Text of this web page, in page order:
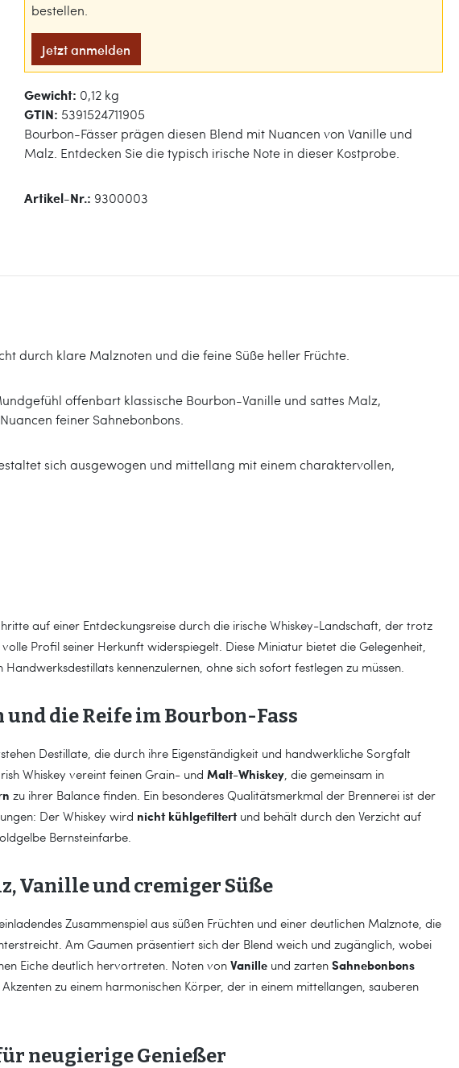
bestellen.
Jetzt anmelden
Gewicht: 0,12 kg
GTIN: 5391524711905
Bourbon-Fässer prägen diesen Blend mit Nuancen von Vanille und
Malz. Entdecken Sie die typisch irische Note in dieser Kostprobe.
Artikel-Nr.: 9300003
durch klare Malznoten und die feine Süße heller Früchte.
offenbart klassische Bourbon-Vanille und sattes Malz,
feiner Sahnebonbons.
sich ausgewogen und mittellang mit einem charaktervollen,
auf einer Entdeckungsreise durch die irische Whiskey-Landschaft, der trotz
Profil seiner Herkunft widerspiegelt. Diese Miniatur bietet die Gelegenheit,
kennenzulernen, ohne sich sofort festlegen zu müssen.
die Reife im Bourbon-Fass
Destillate, die durch ihre Eigenständigkeit und handwerkliche Sorgfalt
Whiskey vereint feinen Grain- und Malt-Whiskey, die gemeinsam in
zu ihrer Balance finden. Ein besonderes Qualitätsmerkmal der Brennerei ist der
Der Whiskey wird nicht kühlgefiltertund behält durch den Verzicht auf
Bernsteinfarbe.
Vanille und cremiger Süße
Zusammenspiel aus süßen Früchten und einer deutlichen Malznote, die
Am Gaumen präsentiert sich der Blend weich und zugänglich, wobei
Eiche deutlich hervortreten. Noten vonVanille und zarten Sahnebonbons
zu einem harmonischen Körper, der in einem mittellangen, sauberen
neugierige Genießer